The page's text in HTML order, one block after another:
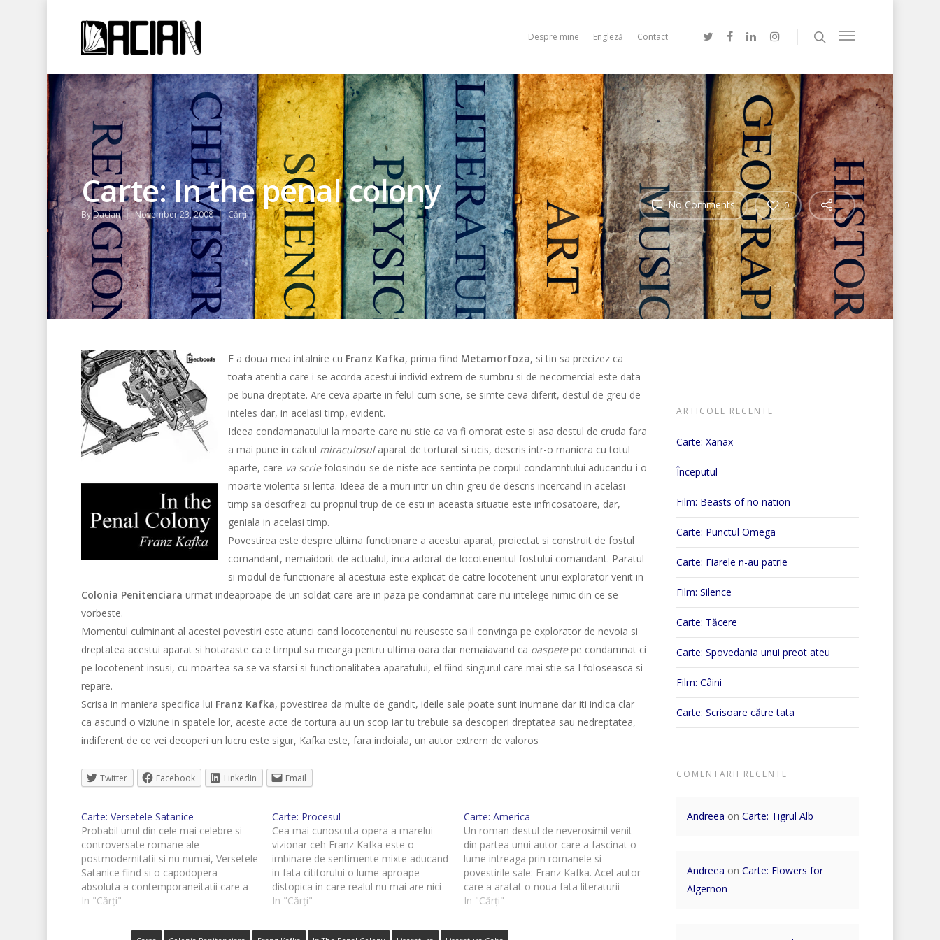
Despre mine Engleză Contact
Carte: In the penal colony
ByDacian November 23, 2008 Cărți
No Comments 0
E a doua mea intalnire cu Franz Kafka, prima fiind Metamorfoza, si tin sa precizez ca
toata atentia care i se acorda acestui individ extrem de sumbru si de necomercial este data
pe buna dreptate. Are ceva aparte in felul cum scrie, se simte ceva diferit, destul de greu de
inteles dar, in acelasi timp, evident.
Ideea condamanatului la moarte care nu stie ca va fi omorat este si asa destul de cruda fara
a mai pune in calcul miraculosulaparat de torturat si ucis, descris intr-o maniera cu totul
aparte, care va scriefolosindu-se de niste ace sentinta pe corpul condamntului aducandu-i o
moarte violenta si lenta. Ideea de a muri intr-un chin greu de descris incercand in acelasi
timp sa descifrezi cu propriul trup de ce esti in aceasta situatie este infricosatoare, dar,
geniala in acelasi timp.
Povestirea este despre ultima functionare a acestui aparat, proiectat si construit de fostul
comandant, nemaidorit de actualul, inca adorat de locotenentul fostului comandant. Paratul
si modul de functionare al acestuia este explicat de catre locotenent unui explorator venit in
Colonia Penitenciara urmat indeaproape de un soldat care are in paza pe condamnat care nu intelege nimic din ce se
vorbeste.
Momentul culminant al acestei povestiri este atunci cand locotenentul nu reuseste sa il convinga pe explorator de nevoia si
dreptatea acestui aparat si hotaraste ca e timpul sa mearga pentru ultima oara dar nemaiavand ca oaspetepe condamnat ci
pe locotenent insusi, cu moartea sa se va sfarsi si functionalitatea aparatului, el fiind singurul care mai stie sa-l foloseasca si
repare.
Scrisa in maniera specifica lui Franz Kafka, povestirea da multe de gandit, ideile sale poate sunt inumane dar iti indica clar
ca ascund o viziune in spatele lor, aceste acte de tortura au un scop iar tu trebuie sa descoperi dreptatea sau nedreptatea,
indiferent de ce vei decoperi un lucru este sigur, Kafka este, fara indoiala, un autor extrem de valoros
Twitter Facebook LinkedIn Email
Carte: Versetele Satanice
Probabil unul din cele mai celebre si
controversate romane ale
postmodernitatii si nu numai, Versetele
Satanice fiind si o capodopera
absoluta a contemporaneitatii care a
platit un pret destul de mare pentru
a fost platit de autorul sau, Salman
In "Cărți"
Carte: Procesul
Cea mai cunoscuta opera a marelui
vizionar ceh Franz Kafka este o
imbinare de sentimente mixte aducand
in fata cititorului o lume aproape
distopica in care realul nu mai are nici
o valoare, el nemaiavand niciun fel de
controleaza transformandu-l in ceva
In "Cărți"
Carte: America
Un roman destul de neverosimil venit
din partea unui autor care a fascinat o
lume intreaga prin romanele si
povestirile sale: Franz Kafka. Acel autor
care a aratat o noua fata literaturii
mondiale si care este un pilon imens
Romanul America este primul din
In "Cărți"
ARTICOLE RECENTE
Carte: Xanax
Începutul
Film: Beasts of no nation
Carte: Punctul Omega
Carte: Fiarele n-au patrie
Film: Silence
Carte: Tăcere
Carte: Spovedania unui preot ateu
Film: Câini
Carte: Scrisoare către tata
COMENTARII RECENTE
Andreea on Carte: Tigrul Alb
Andreea on Carte: Flowers for
Algernon